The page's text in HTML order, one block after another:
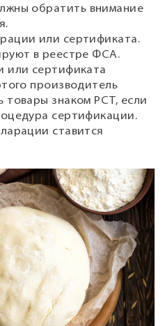
обратить внимание
или сертификата.
в реестре ФСА.
или сертификата
производитель
товары знаком РСТ, если
сертификации.
ставится